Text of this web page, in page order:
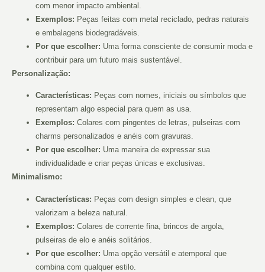
com menor impacto ambiental.
Exemplos: Peças feitas com metal reciclado, pedras naturais
e embalagens biodegradáveis.
Por que escolher: Uma forma consciente de consumir moda e
contribuir para um futuro mais sustentável.
Personalização:
Características: Peças com nomes, iniciais ou símbolos que
representam algo especial para quem as usa.
Exemplos: Colares com pingentes de letras, pulseiras com
charms personalizados e anéis com gravuras.
Por que escolher: Uma maneira de expressar sua
individualidade e criar peças únicas e exclusivas.
Minimalismo:
Características: Peças com design simples e clean, que
valorizam a beleza natural.
Exemplos: Colares de corrente fina, brincos de argola,
pulseiras de elo e anéis solitários.
Por que escolher: Uma opção versátil e atemporal que
combina com qualquer estilo.